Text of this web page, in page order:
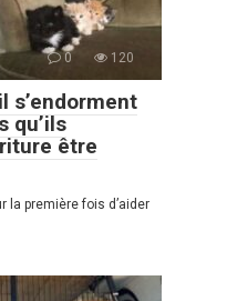
0 120
s’endorment
qu’ils
être
la première fois d’aider